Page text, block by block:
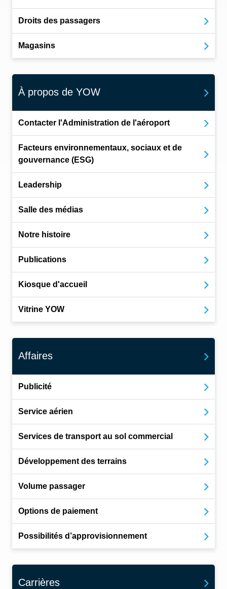
Droits des passagers
Magasins
À propos de YOW
Contacter l'Administration de l'aéroport
Facteurs environnementaux, sociaux et de
gouvernance (ESG)
Leadership
Salle des médias
Notre histoire
Publications
Kiosque d'accueil
Vitrine YOW
Affaires
Publicité
Service aérien
Services de transport au sol commercial
Développement des terrains
Volume passager
Options de paiement
Possibilités d’approvisionnement
Carrières